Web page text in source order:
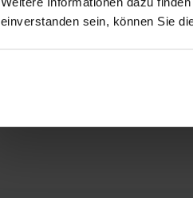
einverstanden sein, können Sie